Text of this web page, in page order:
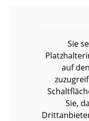
Sie
auf
Sie,